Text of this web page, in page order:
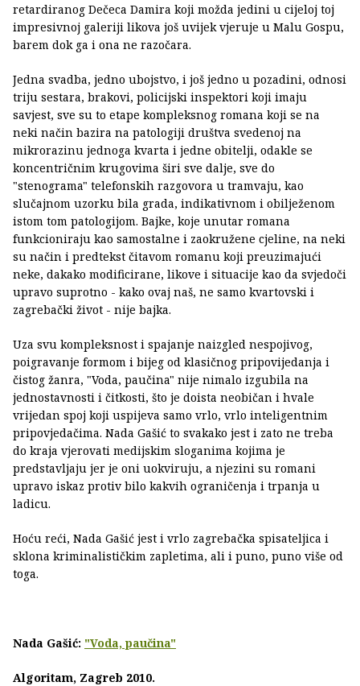
retardiranog Dečeca Damira koji možda jedini u cijeloj toj
impresivnoj galeriji likova još uvijek vjeruje u Malu Gospu,
barem dok ga i ona ne razočara.
Jedna svadba, jedno ubojstvo, i još jedno u pozadini, odnosi
triju sestara, brakovi, policijski inspektori koji imaju
savjest, sve su to etape kompleksnog romana koji se na
neki način bazira na patologiji društva svedenoj na
mikrorazinu jednoga kvarta i jedne obitelji, odakle se
koncentričnim krugovima širi sve dalje, sve do
"stenograma" telefonskih razgovora u tramvaju, kao
slučajnom uzorku bila grada, indikativnom i obilježenom
istom tom patologijom. Bajke, koje unutar romana
funkcioniraju kao samostalne i zaokružene cjeline, na neki
su način i predtekst čitavom romanu koji preuzimajući
neke, dakako modificirane, likove i situacije kao da svjedoči
upravo suprotno - kako ovaj naš, ne samo kvartovski i
zagrebački život - nije bajka.
Uza svu kompleksnost i spajanje naizgled nespojivog,
poigravanje formom i bijeg od klasičnog pripovijedanja i
čistog žanra, "Voda, paučina" nije nimalo izgubila na
jednostavnosti i čitkosti, što je doista neobičan i hvale
vrijedan spoj koji uspijeva samo vrlo, vrlo inteligentnim
pripovjedačima. Nada Gašić to svakako jest i zato ne treba
do kraja vjerovati medijskim sloganima kojima je
predstavljaju jer je oni uokviruju, a njezini su romani
upravo iskaz protiv bilo kakvih ograničenja i trpanja u
ladicu.
Hoću reći, Nada Gašić jest i vrlo zagrebačka spisateljica i
sklona kriminalističkim zapletima, ali i puno, puno više od
toga.
Nada Gašić: "Voda, paučina"
Algoritam, Zagreb 2010.